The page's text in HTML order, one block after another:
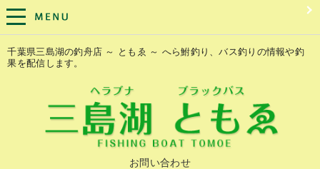
千葉県三島湖の釣舟店 ～ ともゑ ～ へら鮒釣り、バス釣りの情報や釣
果を配信します。
お問い合わせ